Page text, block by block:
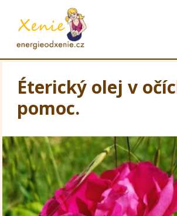
Éterický olej v
pomoc.